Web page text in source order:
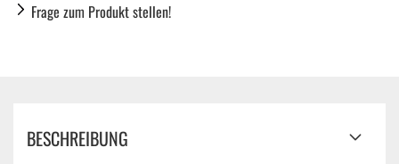
Frage zum Produkt stellen!
BESCHREIBUNG